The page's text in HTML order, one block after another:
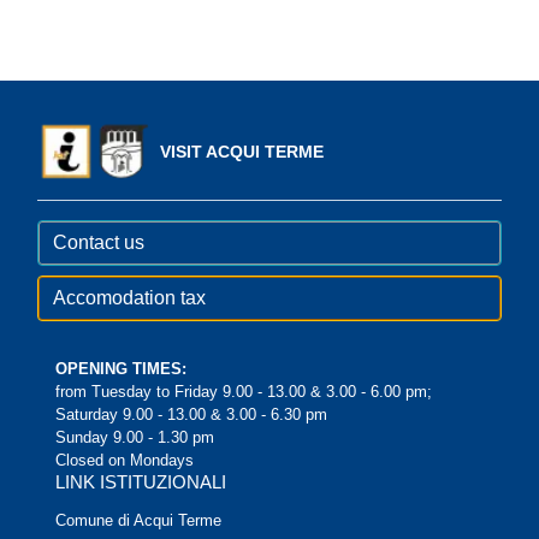
VISIT ACQUI TERME
Contact us
Accomodation tax
OPENING TIMES:
from Tuesday to Friday 9.00 - 13.00 & 3.00 - 6.00 pm;
Saturday 9.00 - 13.00 & 3.00 - 6.30 pm
Sunday 9.00 - 1.30 pm
Closed on Mondays
LINK ISTITUZIONALI
Comune di Acqui Terme